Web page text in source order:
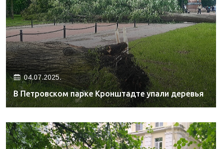
04.07.2025.
В Петровском парке Кронштадте упали деревья